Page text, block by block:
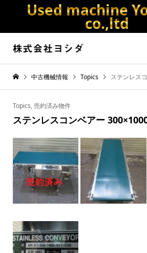
Used machine
co.,ltd
中古機械情報 Topics ステンレスコン
Topics,売約済み物件
ステンレスコンベアー